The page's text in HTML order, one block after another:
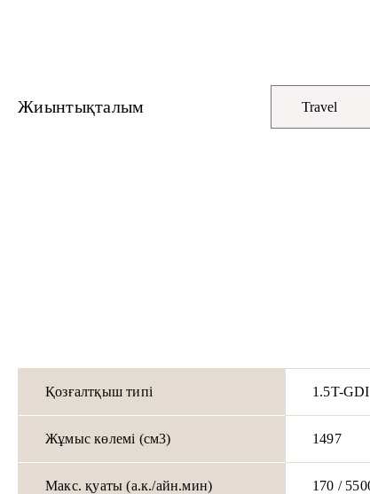
Жиынтықталым
Қозғалтқыш типі 1.5T-GDI
Жұмыс көлемі (см3) 1497
Макс. қуаты (а.к./айн.мин) 170 /